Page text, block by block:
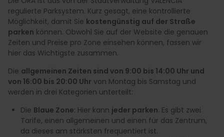
regulierte Parksystem. Kurz gesagt, eine kontrollierte
Möglichkeit, damit Sie kostengünstig auf der Straße
parken können. Obwohl Sie auf der Website die genauen
Zeiten und Preise pro Zone einsehen können, fassen wir
hier das Wichtigste zusammen.
Die allgemeinen Zeiten sind von 9:00 bis 14:00 Uhr und
von 16:00 bis 20:00 Uhr von Montag bis Samstag und
werden in drei Kategorien unterteilt:
Die Blaue Zone: Hier kann jeder parken. Es gibt zwei
Tarife, einen allgemeinen und einen für das Zentrum,
da dieses am stärksten frequentiert ist.